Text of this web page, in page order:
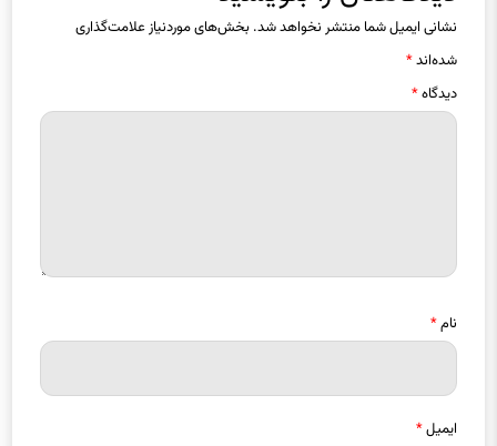
دیدگاهتان را بنویسید
نشانی ایمیل شما منتشر نخواهد شد.
شده‌اند*
دیدگاه
نام